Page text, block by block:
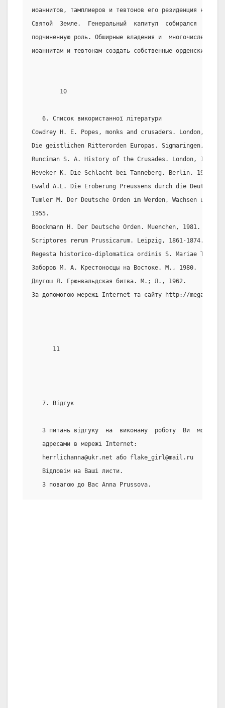
иоаннитов, тамплиеров и тевтонов его резиденция
Святой  Земле.  Генеральный  капитул  собирался
подчиненную роль. Обширные владения и  многочисленные
иоаннитам и тевтонам создать собственные орденские
        10
   6. Список використанної літератури
Cowdrey H. E. Popes, monks and crusaders. London, 1984.
Die geistlichen Ritterorden Europas. Sigmaringen, 1980.
Runciman S. A. History of the Crusades. London, 1987.
Heveker K. Die Schlacht bei Tanneberg. Berlin, 1906.
Ewald A.L. Die Eroberung Preussens durch die
Tumler M. Der Deutsche Orden im Werden, Wachsen und
1955.
Boockmann H. Der Deutsche Orden. Muenchen, 1981.
Scriptores rerum Prussicarum. Leipzig, 1861-1874.
Regesta historico-diplomatica ordinis S. Mariae
Заборов М. А. Крестоносцы на Востоке. M., 1980.
Длугош Я. Грюнвальдская битва. М.; Л., 1962.
За допомогою мережі Internet та сайту http://mega.km.ru
      11
   7. Відгук
З питань відгуку  на  виконану  роботу  Ви  можете
   адресами в мережі Internet:
   herrlichanna@ukr.net або flake_girl@mail.ru
   Відповім на Ваші листи.
   З повагою до Вас Anna Prussova.